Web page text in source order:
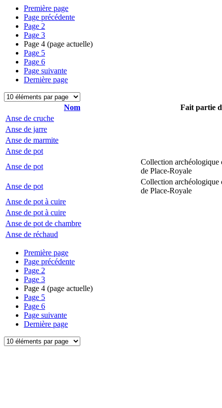
Première page
Page précédente
Page 2
Page 3
Page 4 (page actuelle)
Page 5
Page 6
Page suivante
Dernière page
Nom
Fait partie
Anse de cruche
Anse de jarre
Anse de marmite
Anse de pot
Anse de pot
Collection archéologique
de Place-Royale
Anse de pot
Collection archéologique
de Place-Royale
Anse de pot à cuire
Anse de pot à cuire
Anse de pot de chambre
Anse de réchaud
Première page
Page précédente
Page 2
Page 3
Page 4 (page actuelle)
Page 5
Page 6
Page suivante
Dernière page